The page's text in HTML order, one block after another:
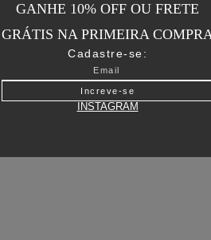
Jaqueta Matelasse
Verde Oliva
R$
ou6x deR$ 241,25
GANHE 10% OFF OU FRETE
GRÁTIS NA PRIMEIRA
Cadastre-se:
Increve-se
INSTAGRAM